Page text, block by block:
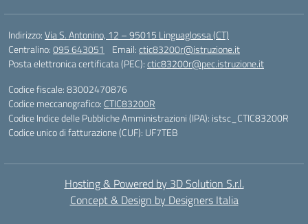
Indirizzo:Via S. Antonino, 12 – 95015 Linguaglossa (CT)
Centralino:095 643051 Email:ctic83200r@istruzione.it
Posta elettronica certificata (PEC):ctic83200r@pec.istruzione.it
Codice fiscale: 83002470876
Codice meccanografico: CTIC83200R
Codice Indice delle Pubbliche Amministrazioni (IPA): istsc_CTIC83200R
Codice unico di fatturazione (CUF): UF7TEB
Hosting & Powered by 3D Solution S.r.l.
Concept & Design by Designers Italia